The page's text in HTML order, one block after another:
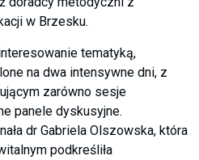
w Brzesku.
tematyką,
na dwa intensywne dni, z
zarówno sesje
panele dyskusyjne.
dr Gabriela Olszowska, która
podkreśliła